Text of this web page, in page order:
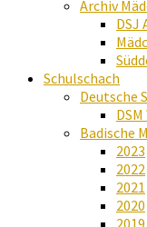
Archiv
DSJ
Schulschach
Deutsche
Badische
2023
2022
2021
2020
2019